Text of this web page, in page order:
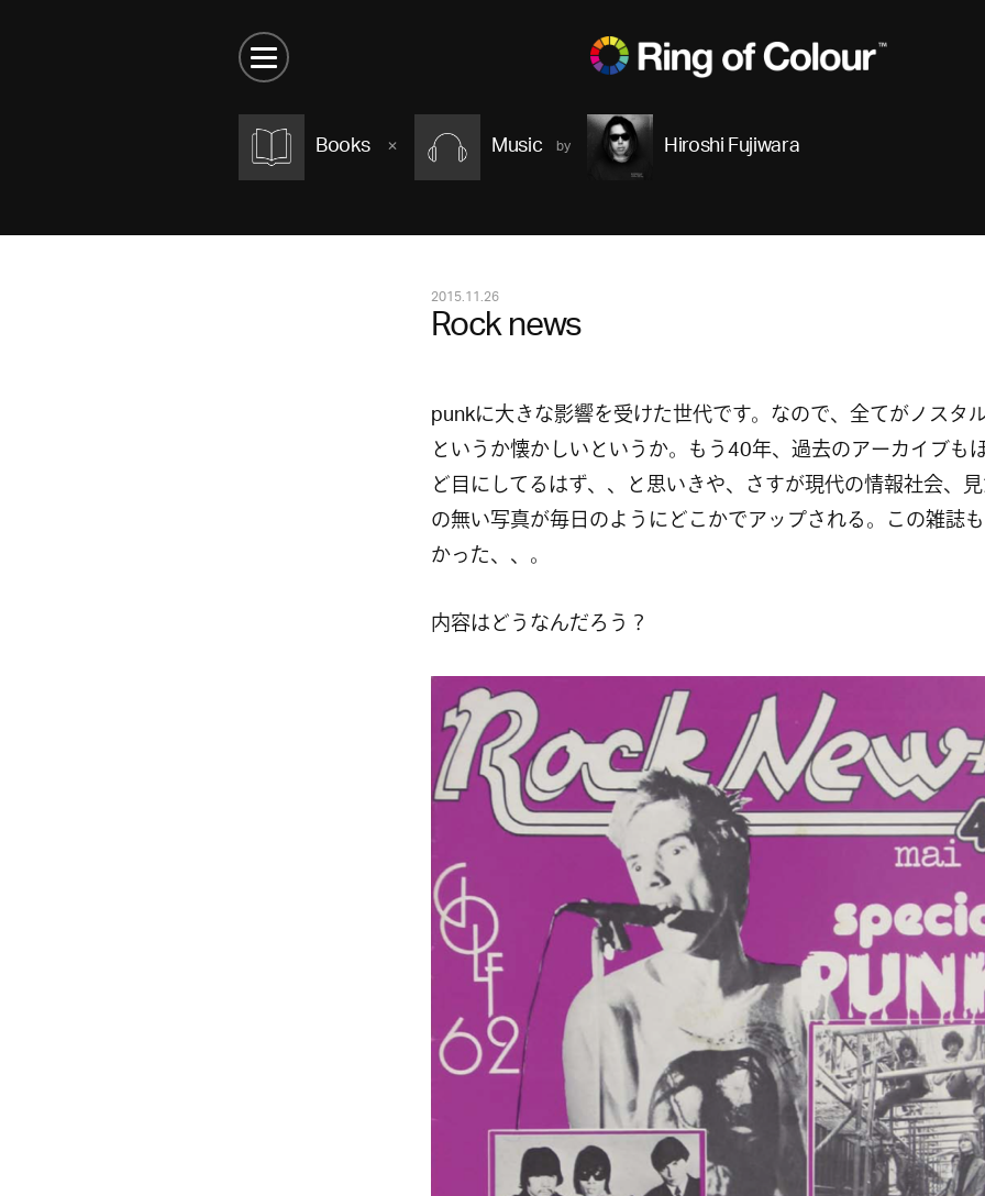
Books Music Hiroshi Fujiwara
2015.11.26
Rock news
punkに大きな影響を受けた世代です。なので、全てがノスタ
というか懐かしいというか。もう40年、過去のアーカイブも
ど目にしてるはず、、と思いきや、さすが現代の情報社会、
の無い写真が毎日のようにどこかでアップされる。この雑誌
かった、、。
内容はどうなんだろう？